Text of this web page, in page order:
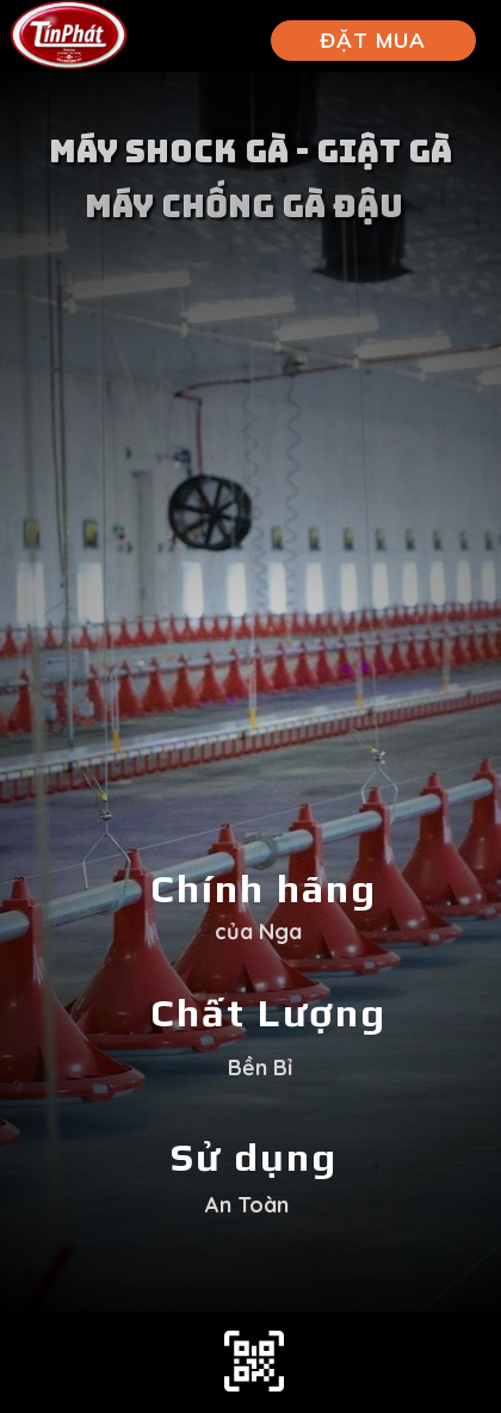
ĐẶT MUA
Máy Shock Gà - Giật Gà
máy chống gà đậu
Chất Lượng
Bền Bỉ
Sử dụng
An Toàn
Chính hãng
của Nga